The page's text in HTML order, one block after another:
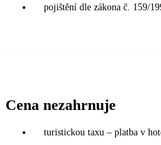
pojištění dle zákona č. 159/
Cena nezahrnuje
turistickou taxu – platba v